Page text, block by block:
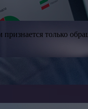
только